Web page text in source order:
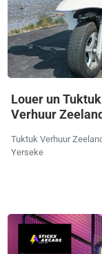
Louer un
Verhuur Zeeland
Tuktuk Verhuur
Yerseke